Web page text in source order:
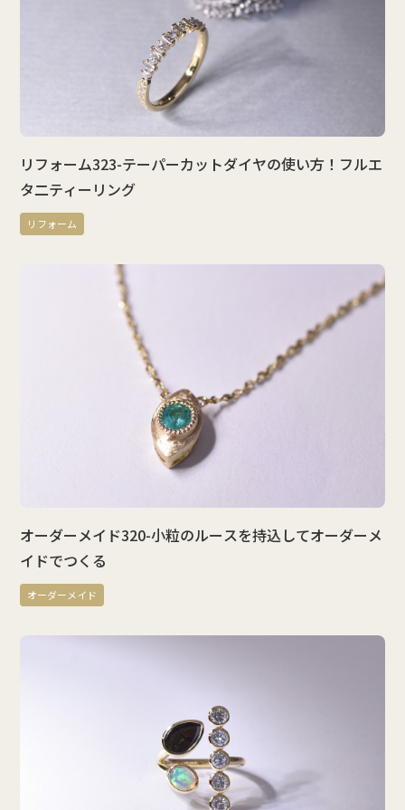
リフォーム323-テーパーカットダイヤの使い方！フルエ
タ二ティーリング
リフォーム
オーダーメイド320-小粒のルースを持込してオーダーメ
イドでつくる
オーダーメイド